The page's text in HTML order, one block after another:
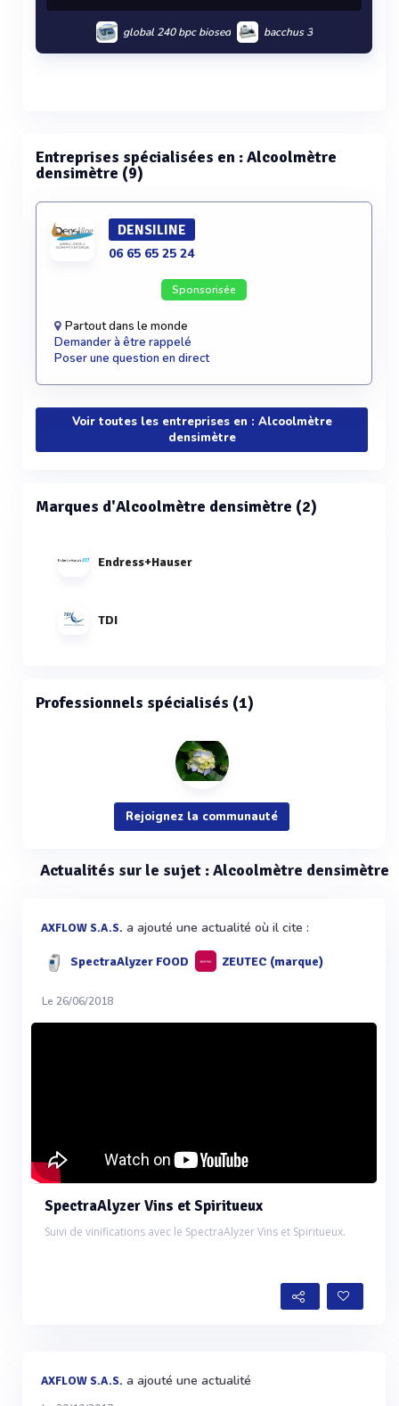
global 240 bpc biosed bacchus 3
Entreprises spécialisées en : Alcoolmètre
densimètre (9)
DENSILINE
06 65 65 25 24
Sponsorisée
Partout dans le monde
Demander à être rappelé
Poser une question en direct
Voir toutes les entreprises en : Alcoolmètre
densimètre
Marques d'Alcoolmètre densimètre (2)
Endress+Hauser
TDI
Professionnels spécialisés (1)
Rejoignez la communauté
Actualités sur le sujet : Alcoolmètre densimètre
AXFLOW S.A.S. a ajouté une actualité où il cite :
SpectraAlyzer FOOD ZEUTEC (marque)
Le 26/06/2018
SpectraAlyzer Vins et Spiritueux
Suivi de vinifications avec le SpectraAlyzer Vins et Spiritueux.
AXFLOW S.A.S. a ajouté une actualité